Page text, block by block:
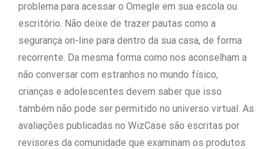
problema para acessar o Omegle em sua escola ou
escritório. Não deixe de trazer pautas como a
segurança on-line para dentro da sua casa, de forma
recorrente. Da mesma forma como nos aconselham a
não conversar com estranhos no mundo físico,
crianças e adolescentes devem saber que isso
também não pode ser permitido no universo virtual. As
avaliações publicadas no WizCase são escritas por
revisores da comunidade que examinam os produtos